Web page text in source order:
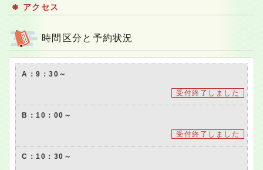
アクセス
時間区分と予約状況
A：9：30～
受付終了しました
B：10：00～
受付終了しました
C：10：30～